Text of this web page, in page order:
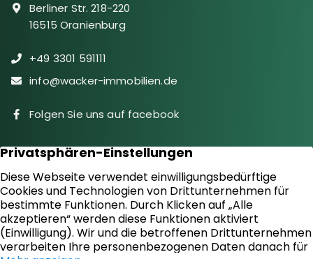
Berliner Str. 218-220
16515 Oranienburg
+49 3301 591111
info@wacker-immobilien.de
Folgen Sie uns auf facebook
Immobilien
Downloads
Diensteistungen
Aktuelles
Sie suchen
Kontakt
Sie bieten an
Impressum